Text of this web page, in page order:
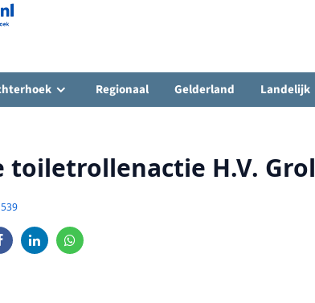
Regionaal Gelderland Landelijk
toiletrollenactie H.V. Grol
539